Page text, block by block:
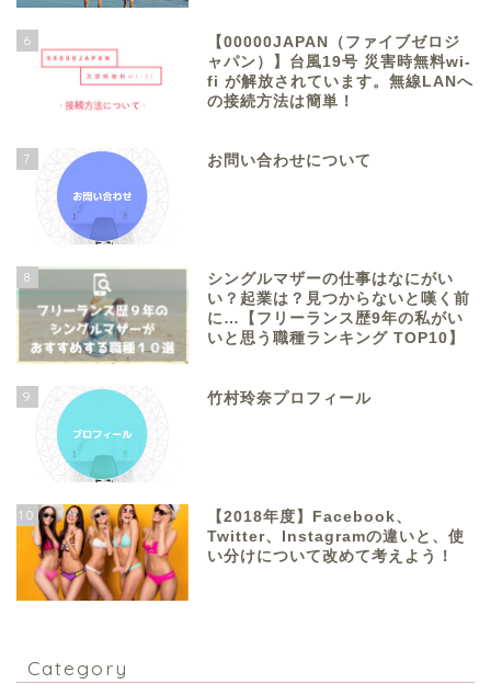
6
【00000JAPAN（ファイブゼロジ
ャパン）】台風19号 災害時無料wi-
fi が解放されています。無線LANへ
の接続方法は簡単！
7 お問い合わせについて
8
シングルマザーの仕事はなにがい
い？起業は？見つからないと嘆く前
に…【フリーランス歴9年の私がい
いと思う職種ランキング TOP10】
9 竹村玲奈プロフィール
10
【2018年度】Facebook、
Twitter、Instagramの違いと、使
い分けについて改めて考えよう！
Category